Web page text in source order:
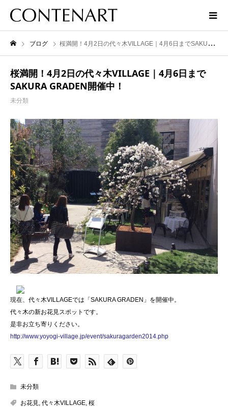
ブログ 桜満開！4月2日の代々木VILLAGE｜4月6日までSAKURA GRADEN開催中！
桜満開！4月2日の代々木VILLAGE｜4月6日まで
SAKURA GRADEN開催中！
未分類
現在、代々木VILLAGEでは「SAKURA GRADEN」を開催中。
代々木の新お花見スポットです。
是非お立ち寄りください。
http://www.yoyogi-village.jp/event/sakuragarden2014.php
未分類
お花見 代々木VILLAGE 桜